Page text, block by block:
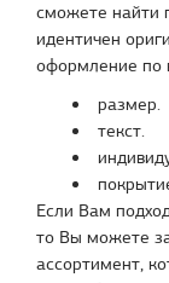
сможете найти
идентичен
оформление
размер.
текст.
Если Вам
то Вы можете
ассортимент,